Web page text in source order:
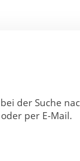
der Suche
per E-Mail.